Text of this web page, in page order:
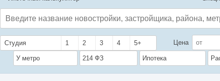
Студия 1 2 3 4 5+ Цена
У метро 214 ФЗ Ипотека